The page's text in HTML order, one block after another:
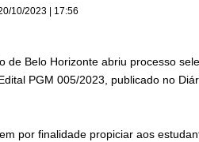
10/2023 | 17:56
de Belo Horizonte abriu processo
PGM 005/2023, publicado no
por finalidade propiciar aos